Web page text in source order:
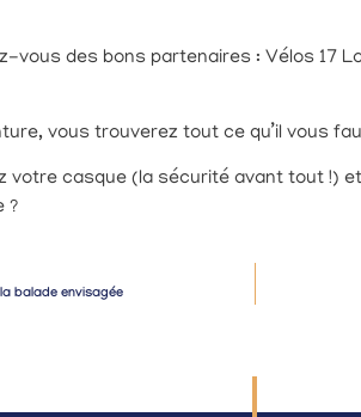
vous des bons partenaires : Vélos 17
vous trouverez tout ce qu’il vous
votre casque (la sécurité avant tout !)
?
balade envisagée